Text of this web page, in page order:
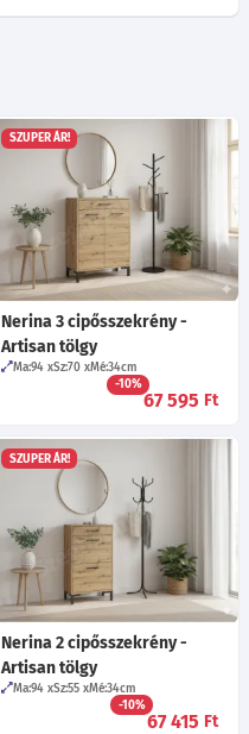
SZUPER ÁR!
Nerina 3 cipősszekrény -
Artisan tölgy
Ma:94 Sz:70 Mé:34cm
-10%
67 595 Ft
SZUPER ÁR!
Nerina 2 cipősszekrény -
Artisan tölgy
Ma:94 Sz:55 Mé:34cm
-10%
67 415 Ft